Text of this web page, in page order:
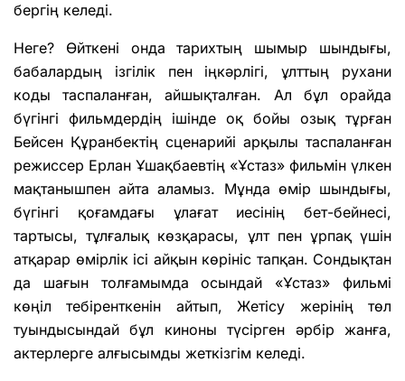
бергің келеді.
Неге? Өйткені онда тарихтың шымыр шындығы,
бабалардың ізгілік пен іңкәрлігі, ұлттың рухани
коды таспаланған, айшықталған. Ал бұл орайда
бүгінгі фильмдердің ішінде оқ бойы озық тұрған
Бейсен Құранбектің сценарийі арқылы таспаланған
режиссер Ерлан Ұшақбаевтің «Ұстаз» фильмін үлкен
мақтанышпен айта аламыз. Мұнда өмір шындығы,
бүгінгі қоғамдағы ұлағат иесінің бет-бейнесі,
тартысы, тұлғалық көзқарасы, ұлт пен ұрпақ үшін
атқарар өмірлік ісі айқын көрініс тапқан. Сондықтан
да шағын толғамымда осындай «Ұстаз» фильмі
көңіл тебіренткенін айтып, Жетісу жерінің төл
туындысындай бұл киноны түсірген әрбір жанға,
актерлерге алғысымды жеткізгім келеді.